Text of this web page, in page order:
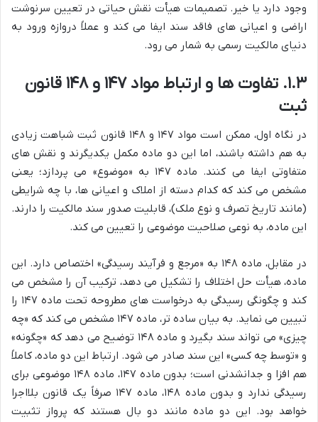
وجود دارد یا خیر. تصمیمات هیأت نقش حیاتی در تعیین سرنوشت
اراضی و اعیانی های فاقد سند ایفا می کند و عملاً دروازه ورود به
دنیای مالکیت رسمی به شمار می رود.
۱.۳. تفاوت ها و ارتباط مواد ۱۴۷ و ۱۴۸ قانون
ثبت
در نگاه اول، ممکن است مواد ۱۴۷ و ۱۴۸ قانون ثبت شباهت زیادی
به هم داشته باشند، اما این دو ماده مکمل یکدیگرند و نقش های
متفاوتی ایفا می کنند. ماده ۱۴۷ به «موضوع» می پردازد؛ یعنی
مشخص می کند که کدام دسته از املاک و اعیانی ها، با چه شرایطی
(مانند تاریخ تصرف و نوع ملک)، قابلیت صدور سند مالکیت را دارند.
این ماده، به نوعی صلاحیت موضوعی را تعیین می کند.
در مقابل، ماده ۱۴۸ به «مرجع و فرآیند رسیدگی» اختصاص دارد. این
ماده، هیأت حل اختلاف را تشکیل می دهد، ترکیب آن را مشخص می
کند و چگونگی رسیدگی به درخواست های مطروحه تحت ماده ۱۴۷ را
تبیین می نماید. به بیان ساده تر، ماده ۱۴۷ مشخص می کند که «چه
چیزی» می تواند سند بگیرد و ماده ۱۴۸ توضیح می دهد که «چگونه»
و «توسط چه کسی» این سند صادر می شود. ارتباط این دو ماده، کاملاً
هم افزا و جدانشدنی است؛ بدون ماده ۱۴۷، ماده ۱۴۸ موضوعی برای
رسیدگی ندارد و بدون ماده ۱۴۸، ماده ۱۴۷ صرفاً یک قانون بلااجرا
خواهد بود. این دو ماده مانند دو بال هستند که پرواز تثبیت